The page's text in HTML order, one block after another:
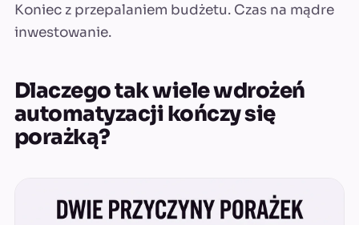
Koniec z przepalaniem budżetu. Czas na mądre
inwestowanie.
Dlaczego tak wiele wdrożeń
automatyzacji kończy się
porażką?